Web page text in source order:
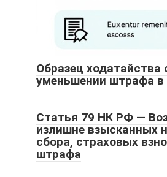
Образец ходатайства
уменьшении штрафа в
Статья 79 НК РФ —
излишне взысканных
сбора, страховых
штрафа